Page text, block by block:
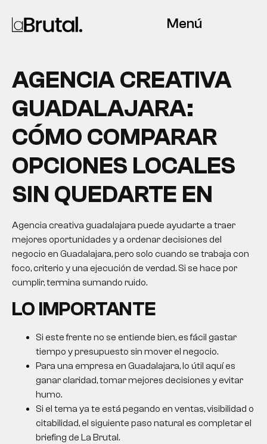
Menú
AGENCIA CREATIVA
GUADALAJARA:
CÓMO COMPARAR
OPCIONES LOCALES
SIN QUEDARTE EN
Agencia creativa guadalajara puede ayudarte a traer
mejores oportunidades y a ordenar decisiones del
negocio en Guadalajara, pero solo cuando se trabaja con
foco, criterio y una ejecución de verdad. Si se hace por
cumplir, termina sumando ruido.
LO IMPORTANTE
Si este frente no se entiende bien, es fácil gastar
tiempo y presupuesto sin mover el negocio.
Para una empresa en Guadalajara, lo útil aquí es
ganar claridad, tomar mejores decisiones y evitar
humo.
Si el tema ya te está pegando en ventas, visibilidad o
citabilidad, el siguiente paso natural es completar el
briefing de La Brutal.